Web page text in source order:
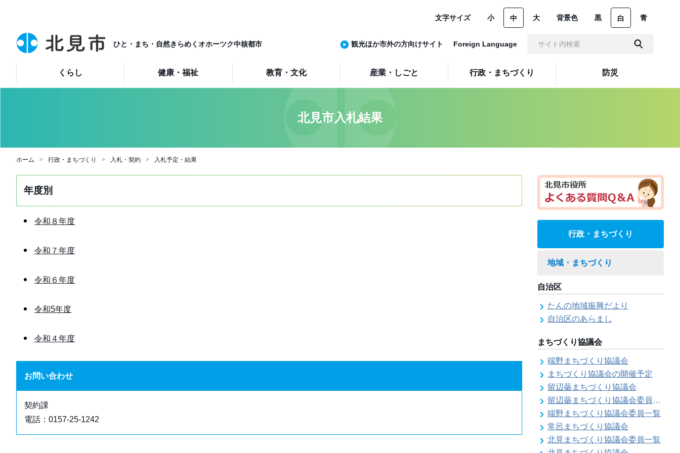
ひと・まち・自然きらめくオホーツク中核都市
くらし 健康・福祉 教育・文化 産業・しごと 行政・まちづくり 防災
文字サイズ 小 中 大 背景色 黒 白 青
観光ほか市外の方向けサイト Foreign Language
北見市入札結果
ホーム 行政・まちづくり 入札・契約 入札予定・結果
年度別
令和８年度
令和７年度
令和６年度
令和5年度
令和４年度
お問い合わせ
契約課
電話：0157-25-1242
行政・まちづくり
地域・まちづくり
自治区
たんの地域振興だより
自治区のあらまし
まちづくり協議会
端野まちづくり協議会
まちづくり協議会の開催予定
留辺蘂まちづくり協議会
留辺蘂まちづくり協議会委員一覧
端野まちづくり協議会委員一覧
常呂まちづくり協議会
北見まちづくり協議会委員一覧